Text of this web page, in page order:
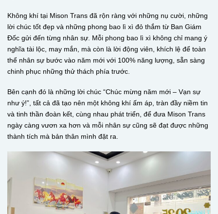
Không khí tại Mison Trans đã rộn ràng với những nụ cười, những
lời chúc tốt đẹp và những phong bao lì xì đỏ thắm từ Ban Giám
Đốc gửi đến từng nhân sự. Mỗi phong bao lì xì không chỉ mang ý
nghĩa tài lộc, may mắn, mà còn là lời động viên, khích lệ để toàn
thể nhân sự bước vào năm mới với 100% năng lượng, sẵn sàng
chinh phục những thử thách phía trước.
Bên cạnh đó là những lời chúc “Chúc mừng năm mới – Vạn sự
như ý!”, tất cả đã tạo nên một không khí ấm áp, tràn đầy niềm tin
và tinh thần đoàn kết, cùng nhau phát triển, để đưa Mison Trans
ngày càng vươn xa hơn và mỗi nhân sự cũng sẽ đạt được những
thành tích mà bản thân mình đặt ra.